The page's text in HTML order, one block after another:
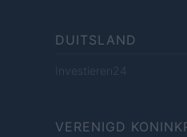
DUITSLAND
Investieren24
VERENIGD